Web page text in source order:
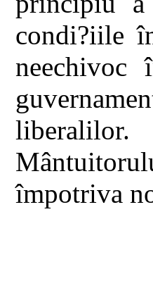
condi?iile
neechivoc
împotriva